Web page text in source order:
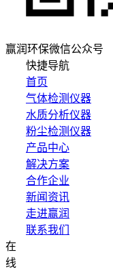
赢润环保微信公众号
快捷导航
首页
气体检测仪器
水质分析仪器
粉尘检测仪器
产品中心
解决方案
合作企业
新闻资讯
走进赢润
联系我们
在
线